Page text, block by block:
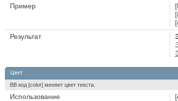
Пример
Результат
Цвет
BB код [color] меняет цвет текста.
Использование